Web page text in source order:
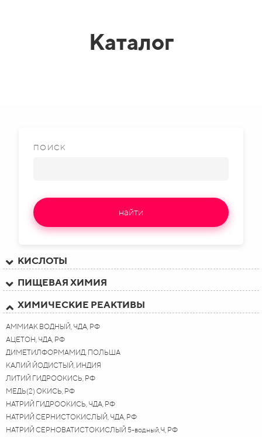
Каталог
ПОИСК
найти
КИСЛОТЫ
ПИЩЕВАЯ ХИМИЯ
ХИМИЧЕСКИЕ РЕАКТИВЫ
АММИАК ВОДНЫЙ, ЧДА, РФ
АЦЕТОН, ЧДА, РФ
ДИМЕТИЛФОРМАМИД, ПОЛЬША
КАЛИЙ ЙОДИСТЫЙ, ИНДИЯ
ЛИТИЙ ГИДРООКИСЬ, РФ
МЕДЬ(2) ОКИСЬ, РФ
НАТРИЙ ГИДРООКИСЬ, ЧДА, РФ
НАТРИЙ СЕРНИСТОКИСЛЫЙ, ЧДА, РФ
НАТРИЙ СЕРНОВАТИСТОКИСЛЫЙ 5-водный,Ч, РФ